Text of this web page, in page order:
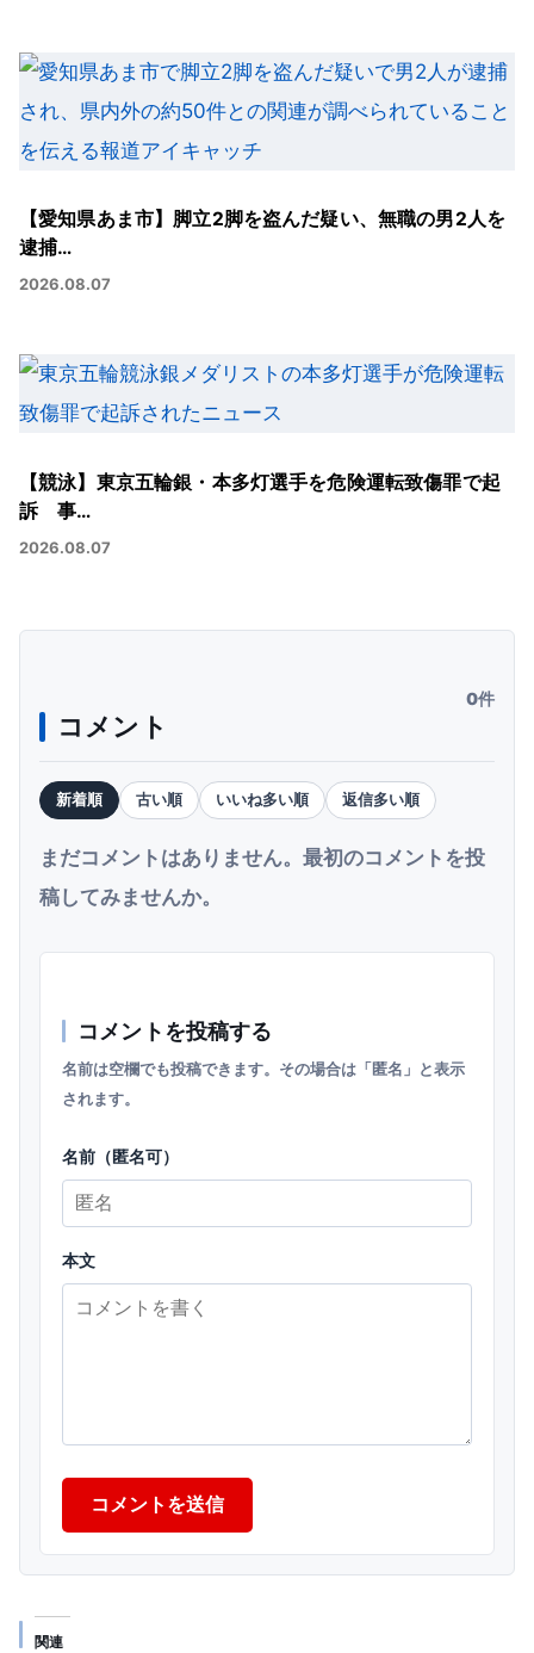
【愛知県あま市】脚立2脚を盗んだ疑い、無職の男2人を
逮捕…
2026.08.07
【競泳】東京五輪銀・本多灯選手を危険運転致傷罪で起
訴 事…
2026.08.07
コメント
0件
新着順 古い順 いいね多い順 返信多い順
まだコメントはありません。最初のコメントを投
稿してみませんか。
コメントを投稿する
名前は空欄でも投稿できます。その場合は「匿名」と表示
されます。
名前（匿名可）
本文
コメントを送信
関連